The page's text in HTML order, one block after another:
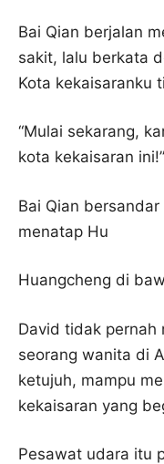
Bai Qian berjalan
sakit, lalu berkata
Kota kekaisaranku
“Mulai sekarang,
kota kekaisaran ini!”
Bai Qian
menatap Hu
Huangcheng di
David tidak pernah
seorang wanita di
ketujuh, mampu
kekaisaran yang
Pesawat udara itu